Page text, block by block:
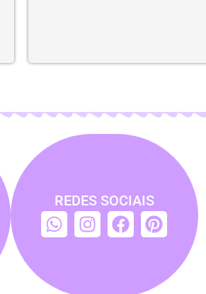
REDES SOCIAIS